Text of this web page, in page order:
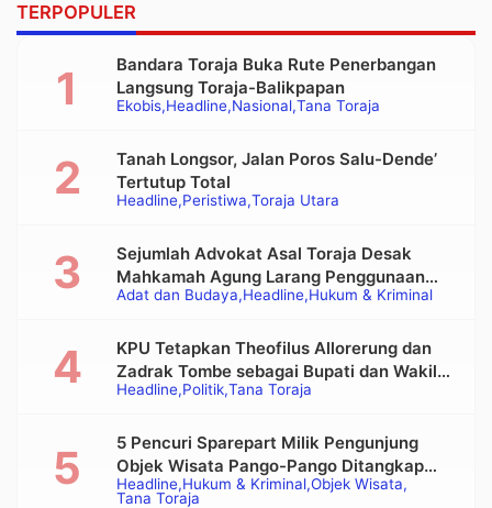
TERPOPULER
Ekobis Headline Nasional Tana Toraja
Bandara Toraja Buka Rute Penerbangan
Langsung Toraja-Balikpapan
Headline Peristiwa Toraja Utara
Tanah Longsor, Jalan Poros Salu-Dende’
Tertutup Total
Adat dan Budaya Headline Hukum & Kriminal
Sejumlah Advokat Asal Toraja Desak
Mahkamah Agung Larang Penggunaan
Alat Berat pada Eksekusi Rumah Adat
Headline Politik Tana Toraja
KPU Tetapkan Theofilus Allorerung dan
Zadrak Tombe sebagai Bupati dan Wakil
Bupati Tana Toraja Terpilih
Headline Hukum & Kriminal Objek Wisata
Tana Toraja
5 Pencuri Sparepart Milik Pengunjung
Objek Wisata Pango-Pango Ditangkap
Polisi